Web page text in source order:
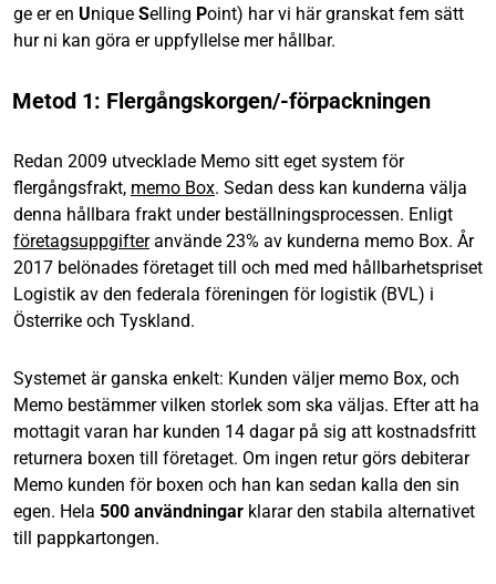
ge er en Unique Selling Point) har vi här granskat fem sätt
hur ni kan göra er uppfyllelse mer hållbar.
Metod 1: Flergångskorgen/-förpackningen
Redan 2009 utvecklade Memo sitt eget system för
flergångsfrakt, memo Box. Sedan dess kan kunderna välja
denna hållbara frakt under beställningsprocessen. Enligt
företagsuppgifteranvände 23% av kunderna memo Box. År
2017 belönades företaget till och med med hållbarhetspriset
Logistik av den federala föreningen för logistik (BVL) i
Österrike och Tyskland.
Systemet är ganska enkelt: Kunden väljer memo Box, och
Memo bestämmer vilken storlek som ska väljas. Efter att ha
mottagit varan har kunden 14 dagar på sig att kostnadsfritt
returnera boxen till företaget. Om ingen retur görs debiterar
Memo kunden för boxen och han kan sedan kalla den sin
egen. Hela 500 användningar klarar den stabila alternativet
till pappkartongen.